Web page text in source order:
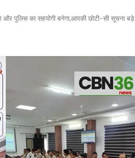
और पुलिस का सहयोगी बनेगा,आपकी छोटी–सी सूचना बड़े